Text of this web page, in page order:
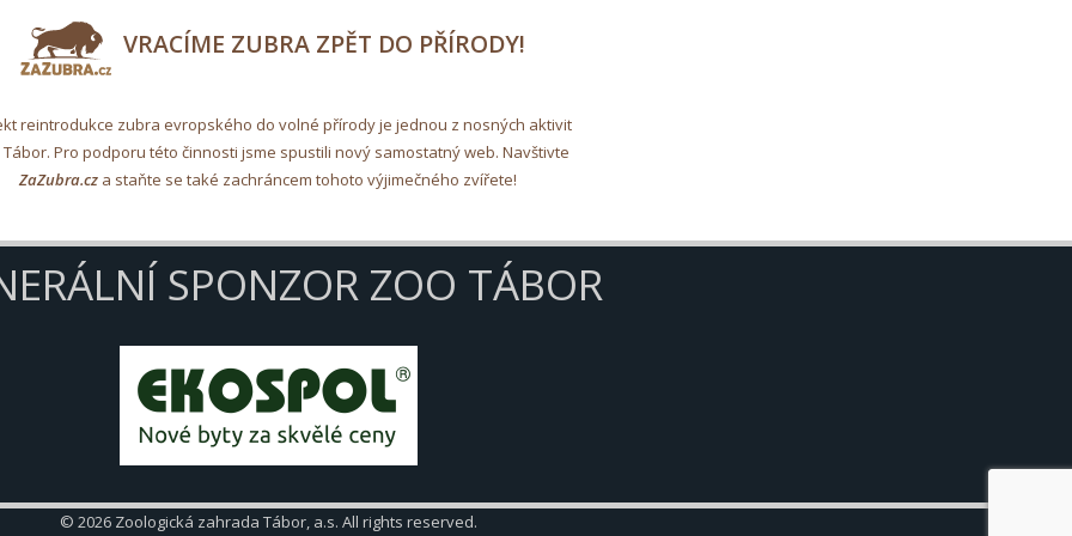
VRACÍME ZUBRA ZPĚT DO PŘÍRODY!
reintrodukce zubra evropského do volné přírody je jednou z nosných aktivit
Tábor. Pro podporu této činnosti jsme spustili nový samostatný web. Navštivte
ZaZubra.cz a staňte se také zachráncem tohoto výjimečného zvířete!
SPONZOR ZOO TÁBOR
© 2026 Zoologická zahrada Tábor, a.s. All rights reserved.